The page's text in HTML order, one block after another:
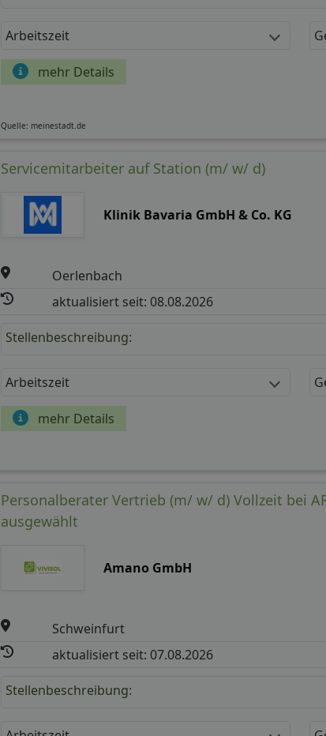
Arbeitszeit
mehr Details
Quelle: meinestadt.de
Servicemitarbeiter auf Station (m/ w/ d)
Klinik Bavaria GmbH & Co. KG
Oerlenbach
aktualisiert seit: 08.08.2026
Stellenbeschreibung:
Arbeitszeit
mehr Details
Personalberater Vertrieb (m/ w/ d) Vollzeit bei
ausgewählt
Amano GmbH
Schweinfurt
aktualisiert seit: 07.08.2026
Stellenbeschreibung: